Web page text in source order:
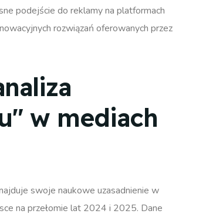
podejście do reklamy na platformach
rozwiązań oferowanych przez
w mediach
swoje naukowe uzasadnienie w
na przełomie lat 2024 i 2025. Dane